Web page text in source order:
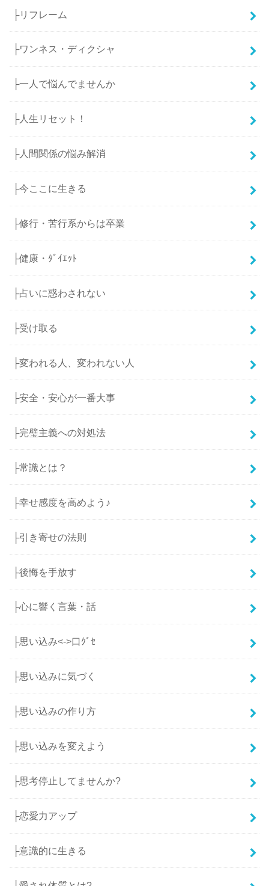
├リフレーム
├ワンネス・ディクシャ
├一人で悩んでませんか
├人生リセット！
├人間関係の悩み解消
├今ここに生きる
├修行・苦行系からは卒業
├健康・ﾀﾞｲｴｯﾄ
├占いに惑わされない
├受け取る
├変われる人、変われない人
├安全・安心が一番大事
├完璧主義への対処法
├常識とは？
├幸せ感度を高めよう♪
├引き寄せの法則
├後悔を手放す
├心に響く言葉・話
├思い込み<->口ｸﾞｾ
├思い込みに気づく
├思い込みの作り方
├思い込みを変えよう
├思考停止してませんか?
├恋愛力アップ
├意識的に生きる